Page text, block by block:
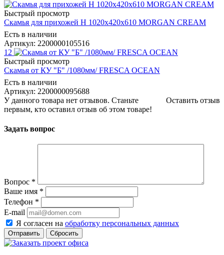
Быстрый просмотр
Скамья для прихожей Н 1020х420х610 MORGAN CREAM
Есть в наличии
Артикул: 2200000105516
12
Быстрый просмотр
Скамья от КУ "Б" /1080мм/ FRESCA OCEAN
Есть в наличии
Артикул: 2200000095688
Оставить отзыв
У данного товара нет отзывов. Станьте
первым, кто оставил отзыв об этом товаре!
Задать вопрос
Вопрос *
Ваше имя *
Телефон *
E-mail
Я согласен на обработку персональных данных
Сбросить